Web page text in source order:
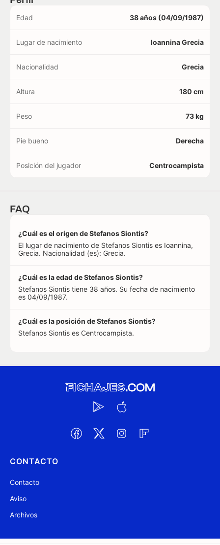
Edad 38 años (04/09/1987)
Lugar de nacimiento Ioannina Grecia
Nacionalidad Grecia
Altura 180 cm
Peso 73 kg
Pie bueno Derecha
Posición del jugador Centrocampista
FAQ
¿Cuál es el origen de Stefanos Siontis?
El lugar de nacimiento de Stefanos Siontis es Ioannina,
Grecia. Nacionalidad (es): Grecia.
¿Cuál es la edad de Stefanos Siontis?
Stefanos Siontis tiene 38 años. Su fecha de nacimiento
es 04/09/1987.
¿Cuál es la posición de Stefanos Siontis?
Stefanos Siontis es Centrocampista.
CONTACTO
Contacto
Aviso
Archivos